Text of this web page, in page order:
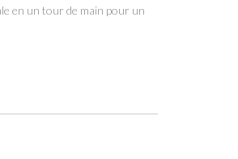
en un tour de main pour un